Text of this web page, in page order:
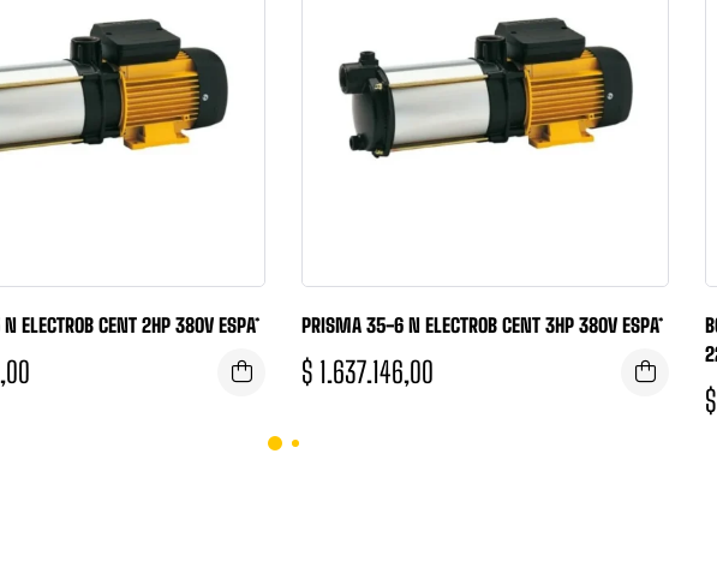
ELECTROB CENT 2HP 380V ESPA* PRISMA 35-6 N ELECTROB CENT 3HP 380V ESPA*
$ 1.637.146,00
$